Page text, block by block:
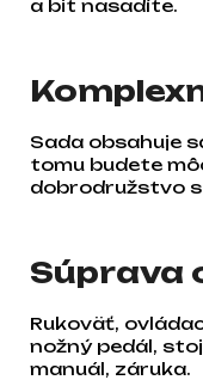
a bit nasadíte.
Sada obsahuje
tomu budete
dobrodružstvo
Súprava
Rukoväť,
nožný pedál,
manuál, záruka.